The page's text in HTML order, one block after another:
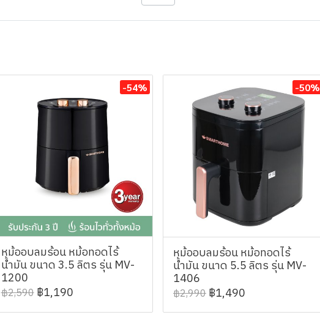
-54%
หม้ออบลมร้อน หม้อทอดไร้
น้ำมัน ขนาด 3.5 ลิตร รุ่น MV-
1200
฿2,590 ฿1,190
-50%
หม้ออบลมร้อน หม้อทอดไร้
น้ำมัน ขนาด 5.5 ลิตร รุ่น MV-
1406
฿2,990฿1,490